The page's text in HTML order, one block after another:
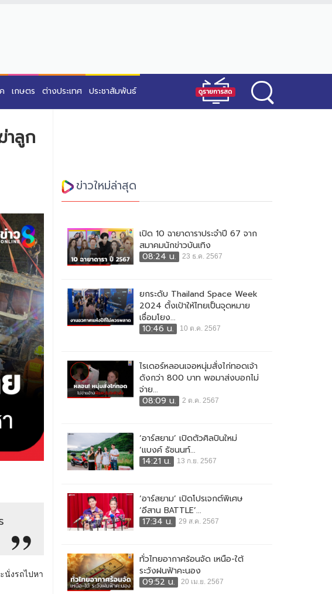
เกษตร ต่างประเทศ ประชาสัมพันธ์
าลูก
นั่งรถไปหา
ข่าวใหม่ล่าสุด
เปิด 10 ฉายาดาราประจำปี 67 จาก
สมาคมนักข่าวบันเทิง
08:24 น.
23 ธ.ค. 2567
ยกระดับ Thailand Space Week
2024 ตั้งเป้าให้ไทยเป็นจุดหมาย
เชื่อมโยง...
10:46 น.
10 ต.ค. 2567
ไรเดอร์หลอนเจอหนุ่มสั่งไก่ทอดเจ้า
ดังกว่า 800 บาท พอมาส่งบอกไม่
จ่าย...
08:09 น.
2 ต.ค. 2567
‘อาร์สยาม’ เปิดตัวศิลปินใหม่
‘แบงค์ ธัชนนท์...
14:21 น.
13 ก.ย. 2567
‘อาร์สยาม’ เปิดโปรเจกต์พิเศษ
‘อีสาน BATTLE’...
17:34 น.
29 ส.ค. 2567
ทั่วไทยอากาศร้อนจัด เหนือ-ใต้
ระวังฝนฟ้าคะนอง
09:52 น.
20 เม.ย. 2567